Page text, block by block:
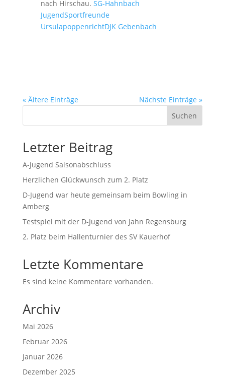
nach Hirschau. SG-Hahnbach
JugendSportfreunde
UrsulapoppenrichtDJK Gebenbach
« Ältere Einträge
Nächste Einträge »
Suchen
Letzter Beitrag
A-Jugend Saisonabschluss
Herzlichen Glückwunsch zum 2. Platz
D-Jugend war heute gemeinsam beim Bowling in
Amberg
Testspiel mit der D-Jugend von Jahn Regensburg
2. Platz beim Hallenturnier des SV Kauerhof
Letzte Kommentare
Es sind keine Kommentare vorhanden.
Archiv
Mai 2026
Februar 2026
Januar 2026
Dezember 2025